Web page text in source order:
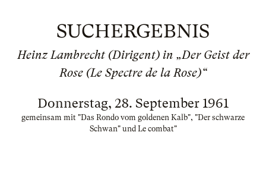
SUCHERGEBNIS
Heinz Lambrecht (Dirigent) in „Der Geist der
Rose (Le Spectre de la Rose)“
Donnerstag, 28. September 1961
gemeinsam mit "Das Rondo vom goldenen Kalb", "Der schwarze
Schwan" und Le combat"